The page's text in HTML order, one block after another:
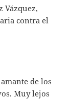
Vázquez,
contra el
de los
Muy lejos